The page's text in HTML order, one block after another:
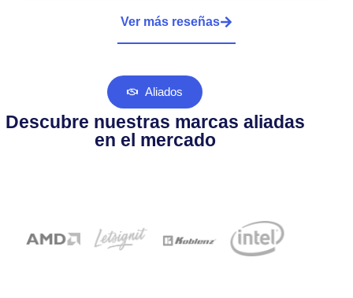
Ver más reseñas
Aliados
Descubre nuestras marcas aliadas
en el mercado